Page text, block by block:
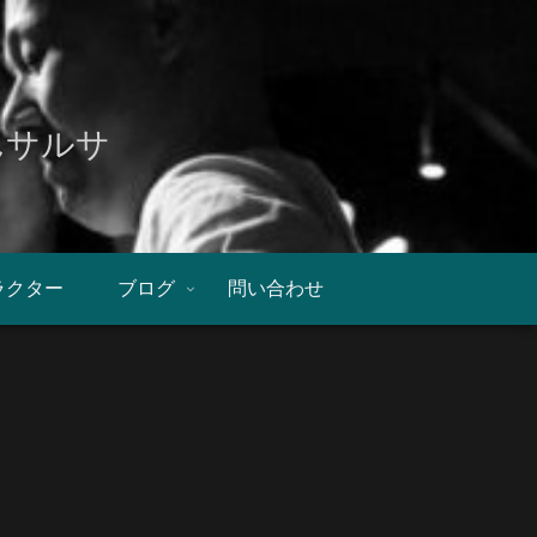
ルサ
クター ブログ 問い合わせ